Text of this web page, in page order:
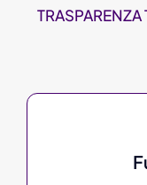
TRASPARENZA